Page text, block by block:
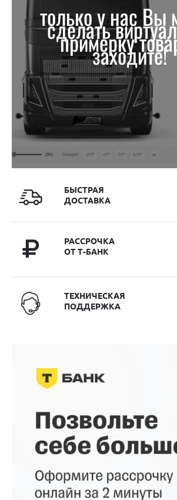
только у нас Вы
сделать
примерку
заходите!
БЫСТРАЯ
ДОСТАВКА
РАССРОЧКА
ОТ Т-БАНК
ТЕХНИЧЕСКАЯ
ПОДДЕРЖКА